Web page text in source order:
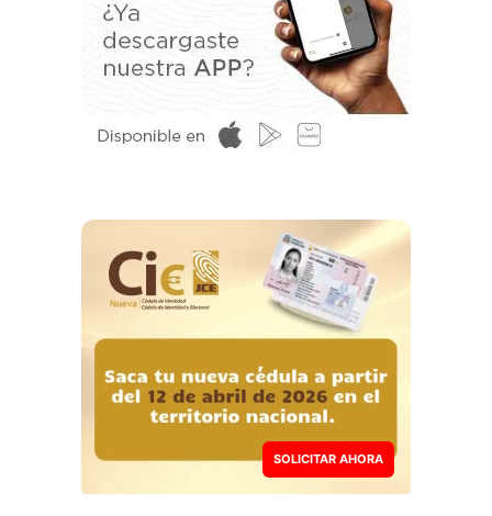
SOLICITAR AHORA